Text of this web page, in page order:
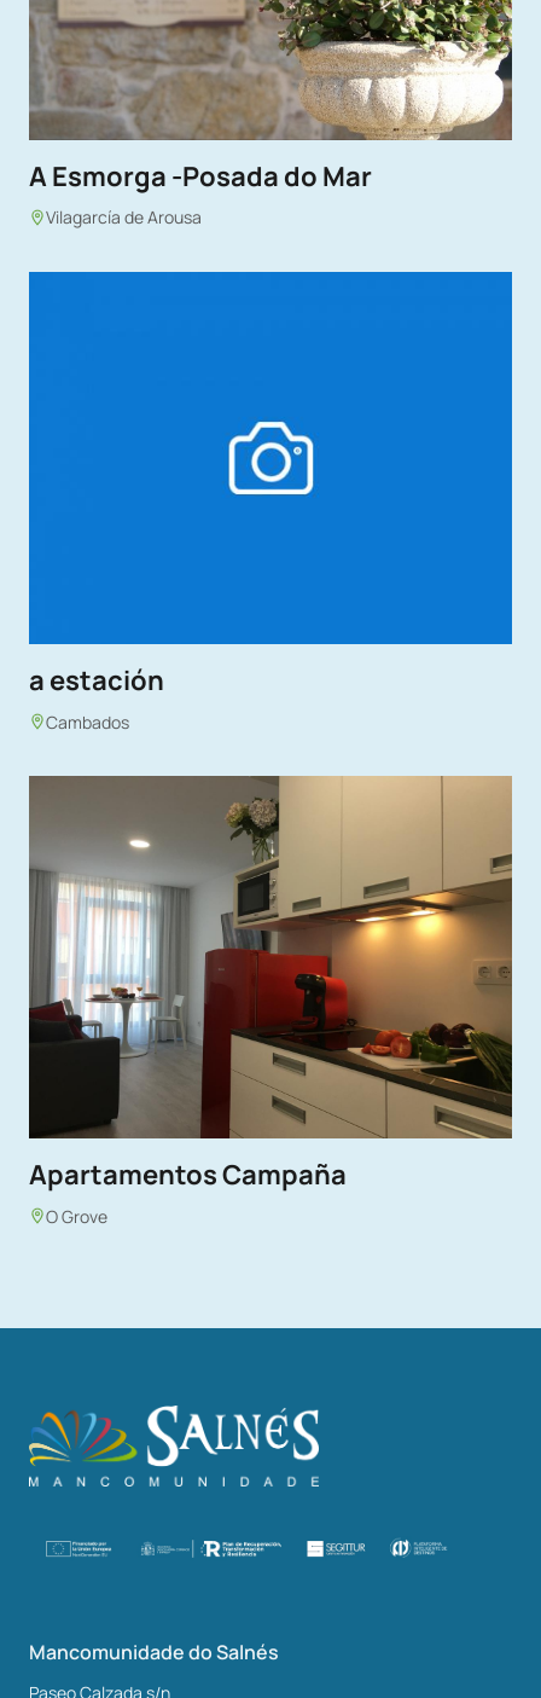
A Esmorga -Posada do Mar
Vilagarcía de Arousa
a estación
Cambados
Apartamentos Campaña
O Grove
Mancomunidade do Salnés
Paseo Calzada s/n